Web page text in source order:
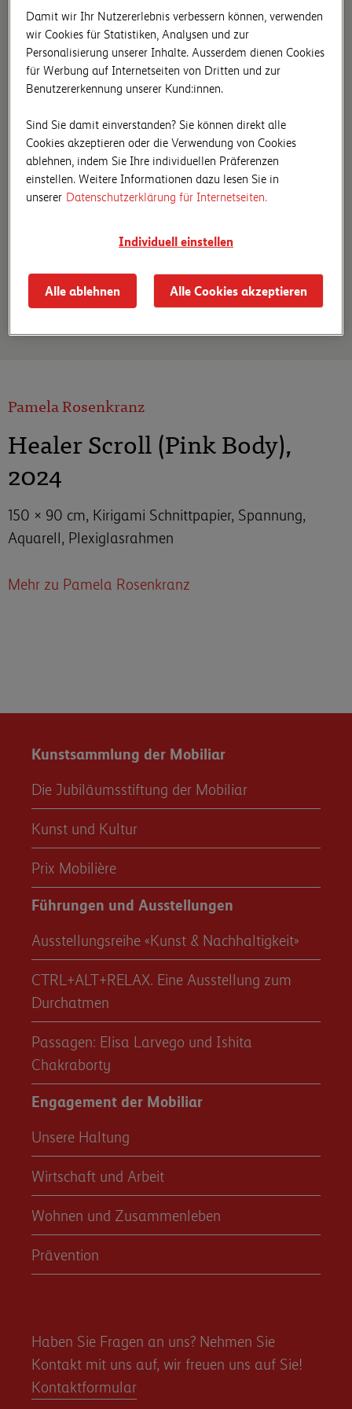
Pamela Rosenkranz
Healer Scroll (Pink Body),
2024
150 × 90 cm, Kirigami Schnittpapier, Spannung,
Aquarell, Plexiglasrahmen
Mehr zu Pamela Rosenkranz
Kunstsammlung der Mobiliar
Die Jubiläumsstiftung der Mobiliar
Kunst und Kultur
Prix Mobilière
Führungen und Ausstellungen
Ausstellungsreihe «Kunst & Nachhaltigkeit»
CTRL+ALT+RELAX. Eine Ausstellung zum
Durchatmen
Passagen: Elisa Larvego und Ishita
Chakraborty
Engagement der Mobiliar
Unsere Haltung
Wirtschaft und Arbeit
Wohnen und Zusammenleben
Prävention
Haben Sie Fragen an uns? Nehmen Sie
Kontakt mit uns auf, wir freuen uns auf Sie!
Kontaktformular
Damit wir Ihr Nutzererlebnis verbessern können, verwenden
wir Cookies für Statistiken, Analysen und zur
Personalisierung unserer Inhalte. Ausserdem dienen Cookies
für Werbung auf Internetseiten von Dritten und zur
Benutzererkennung unserer Kund:innen.
Sind Sie damit einverstanden? Sie können direkt alle
Cookies akzeptieren oder die Verwendung von Cookies
ablehnen, indem Sie Ihre individuellen Präferenzen
einstellen. Weitere Informationen dazu lesen Sie in
unserer Datenschutzerklärung für Internetseiten.
Individuell einstellen
Alle ablehnen Alle Cookies akzeptieren